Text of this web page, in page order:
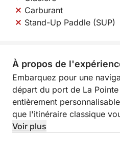
Carburant
Stand-Up Paddle (SUP)
À propos de
Embarquez pour une
départ du port de La
entièrement
que l'itinéraire classique
du Parc National des
Voir plus